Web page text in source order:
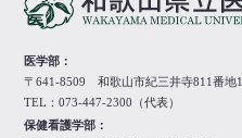
医学部：
〒641-8509 和歌山市紀三井寺811番地1
TEL：073-447-2300（代表）
保健看護学部：